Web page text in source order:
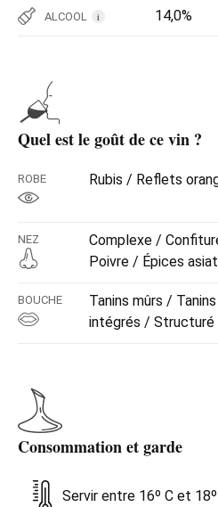
ALCOOL i 14,0%
Quel est le goût de ce vin ?
ROBE Rubis / Reflets
NEZ
Complexe /
Poivre / Épices
BOUCHE
Tanins mûrs /
intégrés / Structuré
Consommation et garde
Servir entre 16º C et